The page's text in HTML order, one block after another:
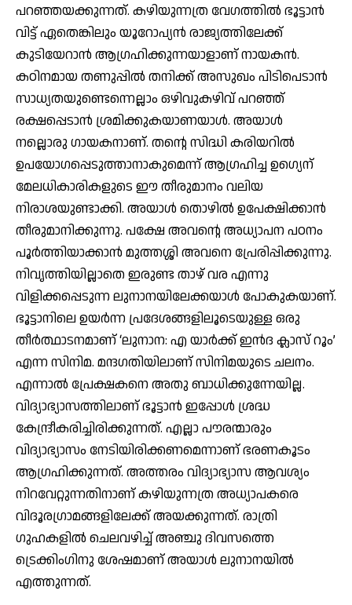
പറഞ്ഞയക്കുന്നത്. കഴിയുന്നത്ര വേഗത്തില്‍ ഭൂട്ടാന്‍
വിട്ട് ഏതെങ്കിലും യൂറോപ്യന്‍ രാജ്യത്തിലേക്ക്
കുടിയേറാന്‍ ആഗ്രഹിക്കുന്നയാളാണ് നായകന്‍.
കഠിനമായ തണുപ്പില്‍ തനിക്ക് അസുഖം പിടിപെടാന്‍
സാധ്യതയുണ്ടെന്നെല്ലാം ഒഴിവുകഴിവ് പറഞ്ഞ്
രക്ഷപ്പെടാന്‍ ശ്രമിക്കുകയാണയാള്‍. അയാള്‍
നല്ലൊരു ഗായകനാണ്. തന്റെ സിദ്ധി കരിയറില്‍
ഉപയോഗപ്പെടുത്താനാകുമെന്ന് ആഗ്രഹിച്ച ഉഗ്യെന്
മേലധികാരികളുടെ ഈ തീരുമാനം വലിയ
നിരാശയുണ്ടാക്കി. അയാള്‍ തൊഴില്‍ ഉപേക്ഷിക്കാന്‍
തീരുമാനിക്കുന്നു. പക്ഷേ അവന്റെ അധ്യാപന പഠനം
പൂര്‍ത്തിയാക്കാന്‍ മുത്തശ്ശി അവനെ പ്രേരിപ്പിക്കുന്നു.
നിവൃത്തിയില്ലാതെ ഇരുണ്ട താഴ് വര എന്നു
വിളിക്കപ്പെടുന്ന ലുനാനയിലേക്കയാള്‍ പോകുകയാണ്.
ഭൂട്ടാനിലെ ഉയര്‍ന്ന പ്രദേശങ്ങളിലൂടെയുള്ള ഒരു
തീര്‍ത്ഥാടനമാണ് ‘ലുനാന: എ യാര്‍ക്ക് ഇന്‍ദ ക്ലാസ് റൂം’
എന്ന സിനിമ. മന്ദഗതിയിലാണ് സിനിമയുടെ ചലനം.
എന്നാല്‍ പ്രേക്ഷകനെ അതു ബാധിക്കുന്നേയില്ല.
വിദ്യാഭ്യാസത്തിലാണ് ഭൂട്ടാന്‍ ഇപ്പോള്‍ ശ്രദ്ധ
കേന്ദ്രീകരിച്ചിരിക്കുന്നത്. എല്ലാ പൗരന്മാരും
വിദ്യാഭ്യാസം നേടിയിരിക്കണമെന്നാണ് ഭരണകൂടം
ആഗ്രഹിക്കുന്നത്. അത്തരം വിദ്യാഭ്യാസ ആവശ്യം
നിറവേറ്റുന്നതിനാണ് കഴിയുന്നത്ര അധ്യാപകരെ
വിദൂരഗ്രാമങ്ങളിലേക്ക് അയക്കുന്നത്. രാത്രി
ഗുഹകളില്‍ ചെലവഴിച്ച് അഞ്ചു ദിവസത്തെ
ട്രെക്കിംഗിനു ശേഷമാണ് അയാള്‍ ലുനാനയില്‍
എത്തുന്നത്.